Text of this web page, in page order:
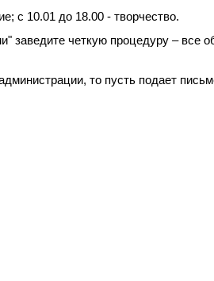
с 10.01 до 18.00 - творчество.
заведите четкую процедуру – все
то пусть подает